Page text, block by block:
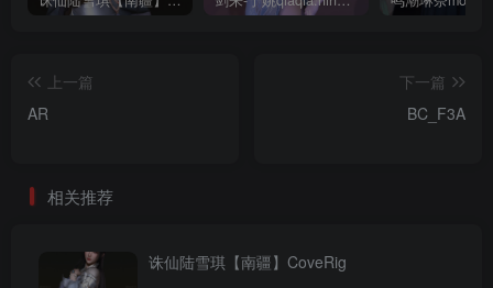
上一篇
AR
下一篇
BC_F3A
相关推荐
诛仙陆雪琪【南疆】CoveRig